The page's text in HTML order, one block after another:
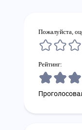
Пожалуйста,
Рейтинг: